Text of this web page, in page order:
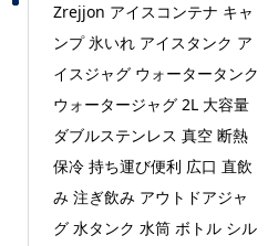
Zrejjon アイスコンテナ キャ
ンプ 氷いれ アイスタンク ア
イスジャグ ウォータータンク
ウォータージャグ 2L 大容量
ダブルステンレス 真空 断熱
保冷 持ち運び便利 広口 直飲
み 注ぎ飲み アウトドアジャ
グ 水タンク 水筒 ボトル シル